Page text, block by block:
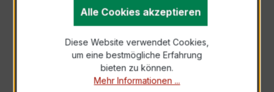
BESCHREIBUNG
Der Wickelstromwandler WSK 30 2,5/5A 5VA
Kl.1 ist ein kompakter, hochpräziser
Niederspannungs-Messwandler der bewährten
Alle Cookies akzeptieren
Diese Website verwendet Cookies,
um eine bestmögliche Erfahrung
bieten zu können.
Mehr Informationen ...